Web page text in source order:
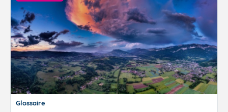
Glossaire